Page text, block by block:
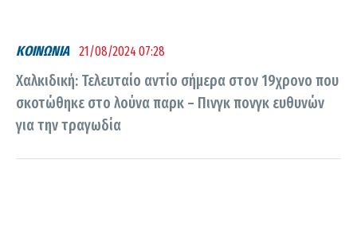
ΚΟΙΝΩΝΙΑ 21/08/2024 07:28
Χαλκιδική: Τελευταίο αντίο σήμερα στον 19χρονο που
σκοτώθηκε στο λούνα παρκ – Πινγκ πονγκ ευθυνών
για την τραγωδία